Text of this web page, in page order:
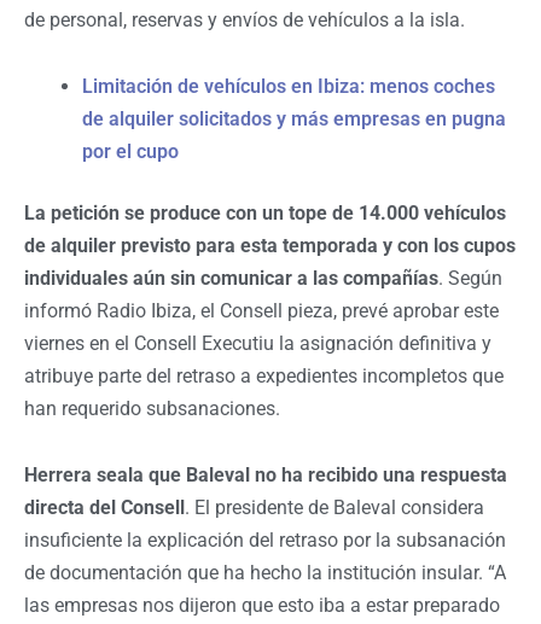
de personal, reservas y envíos de vehículos a la isla.
Limitación de vehículos en Ibiza: menos coches
de alquiler solicitados y más empresas en pugna
por el cupo
La petición se produce con un tope de 14.000 vehículos
de alquiler previsto para esta temporada y con los cupos
individuales aún sin comunicar a las compañías. Según
informó Radio Ibiza, el Consell pieza, prevé aprobar este
viernes en el Consell Executiu la asignación definitiva y
atribuye parte del retraso a expedientes incompletos que
han requerido subsanaciones.
Herrera seala que Baleval no ha recibido una respuesta
directa del Consell. El presidente de Baleval considera
insuficiente la explicación del retraso por la subsanación
de documentación que ha hecho la institución insular. “A
las empresas nos dijeron que esto iba a estar preparado